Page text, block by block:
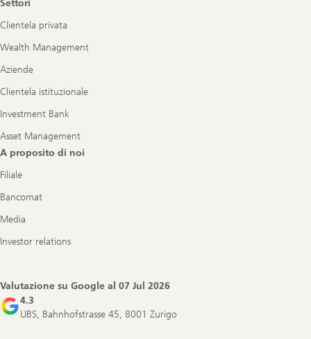
Settori
Clientela privata
Wealth Management
Aziende
Clientela istituzionale
Investment Bank
Asset Management
A proposito di noi
Filiale
Bancomat
Media
Investor relations
Valutazione su Google al 07 Jul 2026
4.3
UBS, Bahnhofstrasse 45, 8001 Zurigo